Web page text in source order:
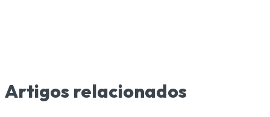
Artigos relacionados